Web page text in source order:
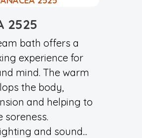
2525
bath offers a
experience for
mind. The warm
the body,
and helping to
soreness.
and sound...